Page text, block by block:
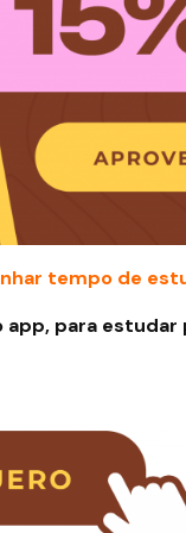
tempo de
para